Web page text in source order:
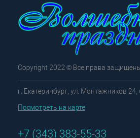
Copyright 2022 © Все права
г. Екатеринбург, ул. Монтажников 24,
Посмотреть на карте
+7 (343) 383-55-33